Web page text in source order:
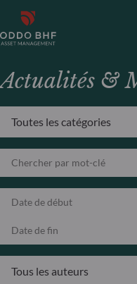
Actualités &
Toutes les catégories
Tous les auteurs